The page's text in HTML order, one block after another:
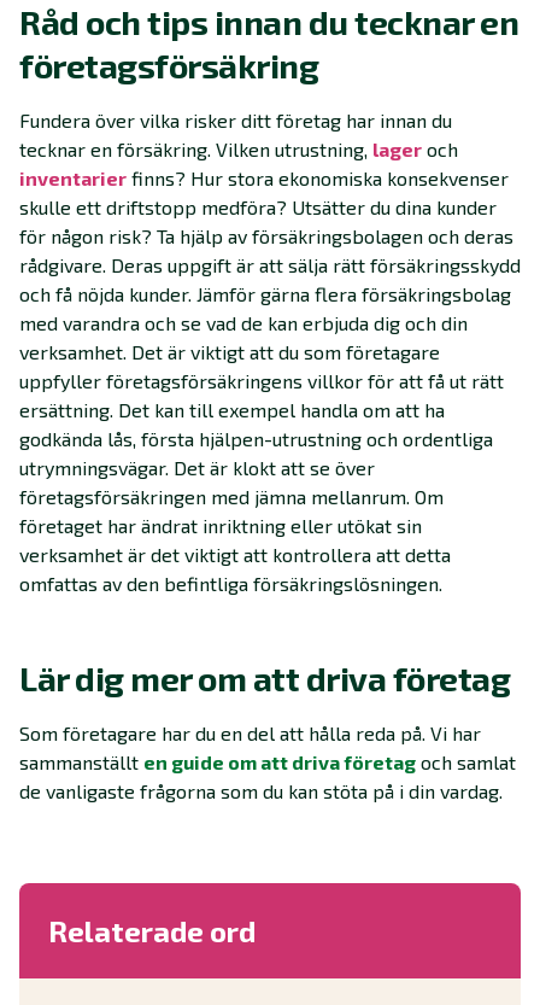
Råd och tips innan du tecknar en
företagsförsäkring
Fundera över vilka risker ditt företag har innan du
tecknar en försäkring. Vilken utrustning, lager och
inventarier finns? Hur stora ekonomiska konsekvenser
skulle ett driftstopp medföra? Utsätter du dina kunder
för någon risk? Ta hjälp av försäkringsbolagen och deras
rådgivare. Deras uppgift är att sälja rätt försäkringsskydd
och få nöjda kunder. Jämför gärna flera försäkringsbolag
med varandra och se vad de kan erbjuda dig och din
verksamhet. Det är viktigt att du som företagare
uppfyller företagsförsäkringens villkor för att få ut rätt
ersättning. Det kan till exempel handla om att ha
godkända lås, första hjälpen-utrustning och ordentliga
utrymningsvägar. Det är klokt att se över
företagsförsäkringen med jämna mellanrum. Om
företaget har ändrat inriktning eller utökat sin
verksamhet är det viktigt att kontrollera att detta
omfattas av den befintliga försäkringslösningen.
Lär dig mer om att driva företag
Som företagare har du en del att hålla reda på. Vi har
sammanställt en guide om att driva företag och samlat
de vanligaste frågorna som du kan stöta på i din vardag.
Relaterade ord